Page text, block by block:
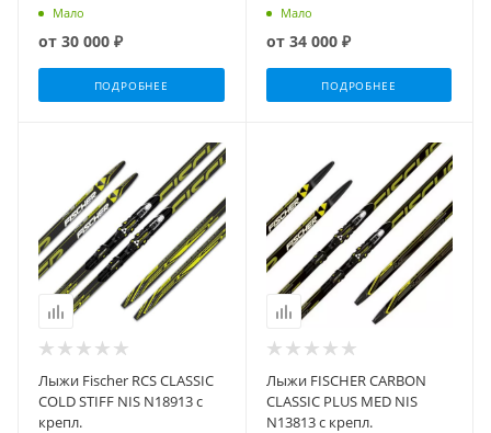
Мало
от 30 000 ₽
ПОДРОБНЕЕ
Мало
от 34 000 ₽
ПОДРОБНЕЕ
Лыжи Fischer RCS CLASSIC
COLD STIFF NIS N18913 с
крепл.
Лыжи FISCHER CARBON
CLASSIC PLUS MED NIS
N13813 с крепл.